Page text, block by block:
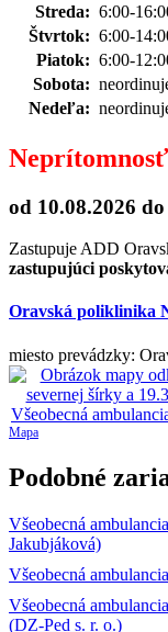
Streda: 6:00-
Štvrtok: 6:00-
Piatok: 6:00-
Sobota:
Nedeľa:
od 10.08.2026 do
Zastupuje ADD
zastupujúci
Oravská poliklinika
miesto prevádzky:
Mapa
Podobné
Všeobecná
Jakubjáková)
Všeobecná
Všeobecná
(DZ-Ped s. r. o.)